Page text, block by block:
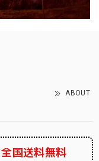
ABOUT
全国送料無料